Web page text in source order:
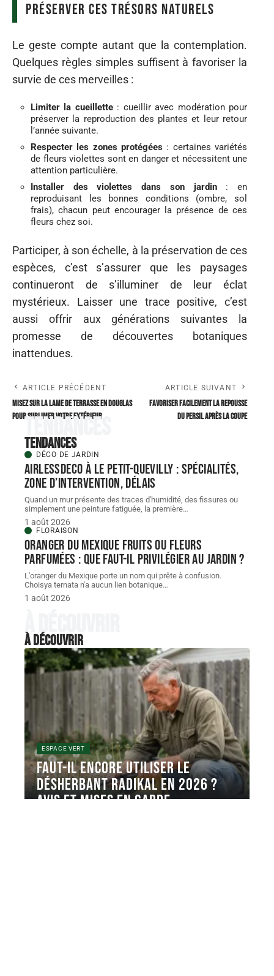
Préserver ces trésors naturels
Le geste compte autant que la contemplation.
Quelques règles simples suffisent à favoriser la
survie de ces merveilles :
Limiter la cueillette: cueillir avec modération pour
préserver la reproduction des plantes et leur retour
l’année suivante.
Respecter les zones protégées : certaines variétés
de fleurs violettes sont en danger et nécessitent une
attention particulière.
Installer des violettes dans son jardin: en
reproduisant les bonnes conditions (ombre, sol
frais), chacun peut encourager la présence de ces
fleurs chez soi.
Participer, à son échelle, à la préservation de ces
espèces, c’est s’assurer que les paysages
continueront de s’illuminer de leur éclat
mystérieux. Laisser une trace positive, c’est
aussi offrir aux générations suivantes la
promesse de découvertes botaniques
inattendues.
ARTICLE PRÉCÉDENT
Misez sur la lame de terrasse en douglas
pour sublimer votre extérieur
ARTICLE SUIVANT
Favoriser facilement la repousse
du persil après la coupe
Tendances
Tendances
DÉCO DE JARDIN
AIRLESSDECO à Le Petit-Quevilly : spécialités,
zone d’intervention, délais
Quand un mur présente des traces d'humidité, des fissures ou
simplement une peinture fatiguée, la première…
1 août 2026
FLORAISON
Oranger du Mexique fruits ou fleurs
parfumées : que faut-il privilégier au jardin ?
L'oranger du Mexique porte un nom qui prête à confusion.
Choisya ternata n'a aucun lien botanique…
1 août 2026
À découvrir
À découvrir
ESPACE VERT
Faut-il encore utiliser le
désherbant radikal en 2026 ?
Avis et mises en garde